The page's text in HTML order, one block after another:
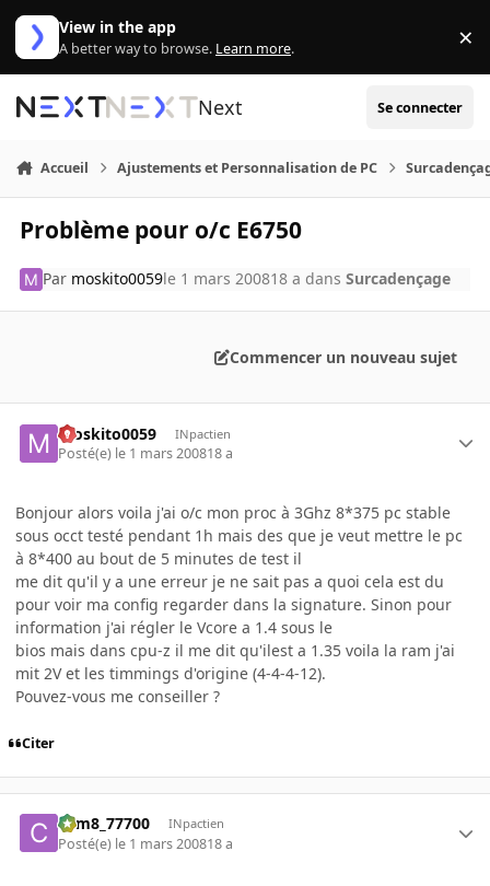
Aller au contenu
View in the app
A better way to browse. Learn more. ×
Next Se connecter
Accueil Ajustements et Personnalisation de PC
Problème pour o/c E6750
Par moskito0059le 1 mars 200818 a dansSurcadençage
Commencer un nouveau sujet
moskito0059 INpactien
Posté(e) le 1 mars 200818 a
Bonjour alors voila j'ai o/c mon proc à 3Ghz 8*375 pc stable
sous occt testé pendant 1h mais des que je veut mettre le pc
à 8*400 au bout de 5 minutes de test il
me dit qu'il y a une erreur je ne sait pas a quoi cela est du
pour voir ma config regarder dans la signature. Sinon pour
information j'ai régler le Vcore a 1.4 sous le
bios mais dans cpu-z il me dit qu'ilest a 1.35 voila la ram j'ai
mit 2V et les timmings d'origine (4-4-4-12).
Pouvez-vous me conseiller ?
Citer
com8_77700 INpactien
Posté(e) le 1 mars 200818 a